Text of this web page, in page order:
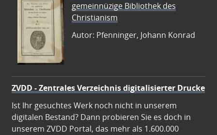
gemeinnüzige Bibliothek des
Christianism
Autor: Pfenninger, Johann Konrad
ZVDD - Zentrales Verzeichnis digitalisierter Drucke
Ist Ihr gesuchtes Werk noch nicht in unserem
digitalen Bestand? Dann probieren Sie es doch in
unserem ZVDD Portal, das mehr als 1.600.000